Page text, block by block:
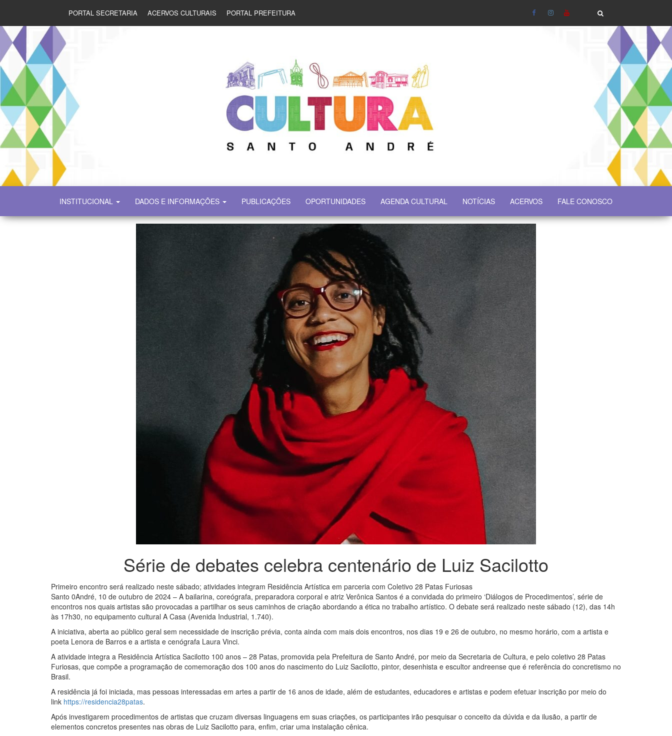
PORTAL SECRETARIA ACERVOS CULTURAIS PORTAL PREFEITURA
SECULT
INSTITUCIONAL DADOS E INFORMAÇÕES PUBLICAÇÕES OPORTUNIDADES AGENDA CULTURAL NOTÍCIAS ACERVOS FALE CONOSCO
Série de debates celebra centenário de Luiz Sacilotto
Primeiro encontro será realizado neste sábado; atividades integram Residência Artística em parceria com Coletivo 28 Patas Furiosas
Santo 0André, 10 de outubro de 2024 – A bailarina, coreógrafa, preparadora corporal e atriz Verônica Santos é a convidada do primeiro ‘Diálogos de Procedimentos’, série de
encontros nos quais artistas são provocadas a partilhar os seus caminhos de criação abordando a ética no trabalho artístico. O debate será realizado neste sábado (12), das 14h
às 17h30, no equipamento cultural A Casa (Avenida Industrial, 1.740).
A iniciativa, aberta ao público geral sem necessidade de inscrição prévia, conta ainda com mais dois encontros, nos dias 19 e 26 de outubro, no mesmo horário, com a artista e
poeta Lenora de Barros e a artista e cenógrafa Laura Vinci.
A atividade integra a Residência Artística Sacilotto 100 anos – 28 Patas, promovida pela Prefeitura de Santo André, por meio da Secretaria de Cultura, e pelo coletivo 28 Patas
Furiosas, que compõe a programação de comemoração dos 100 anos do nascimento do Luiz Sacilotto, pintor, desenhista e escultor andreense que é referência do concretismo no
Brasil.
A residência já foi iniciada, mas pessoas interessadas em artes a partir de 16 anos de idade, além de estudantes, educadores e artistas e podem efetuar inscrição por meio do
link https://residencia28patas.
Após investigarem procedimentos de artistas que cruzam diversas linguagens em suas criações, os participantes irão pesquisar o conceito da dúvida e da ilusão, a partir de
elementos concretos presentes nas obras de Luiz Sacilotto para, enfim, criar uma instalação cênica.